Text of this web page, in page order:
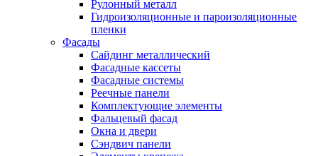
Рулонный металл
Гидроизоляционные и пароизоляционные
пленки
Фасады
Сайдинг металлический
Фасадные кассеты
Фасадные системы
Реечные панели
Комплектующие элементы
Фальцевый фасад
Окна и двери
Сэндвич панели